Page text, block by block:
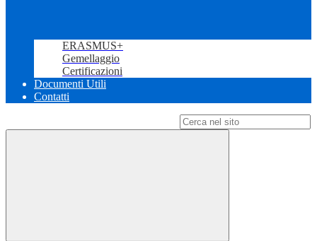
ERASMUS+
Gemellaggio
Certificazioni
Documenti Utili
Contatti